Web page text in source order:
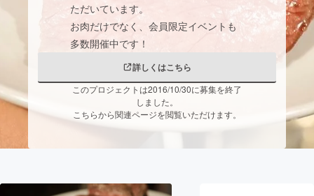
CAMPFIRE for Social Good CAMPFIRE Creation
CAMPFIREふるさと納税machi-ya コミュニティ
ただいています。
お肉だけでなく、会員限定イベントも
詳しくはこちら
このプロジェクトは2016/10/30に募集を終了
しました。
こちらから関連ページを閲覧いただけます。